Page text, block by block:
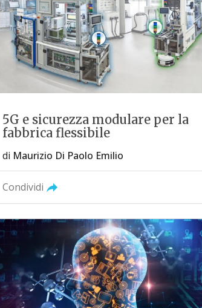
5G e sicurezza modulare per la
fabbrica flessibile
di Maurizio Di Paolo Emilio
Condividi